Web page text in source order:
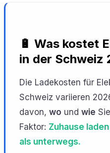
🔋 Was kostet
in der Schweiz
Die Ladekosten für
Schweiz variieren
davon, wo und wie
Faktor: Zuhause
als unterwegs.